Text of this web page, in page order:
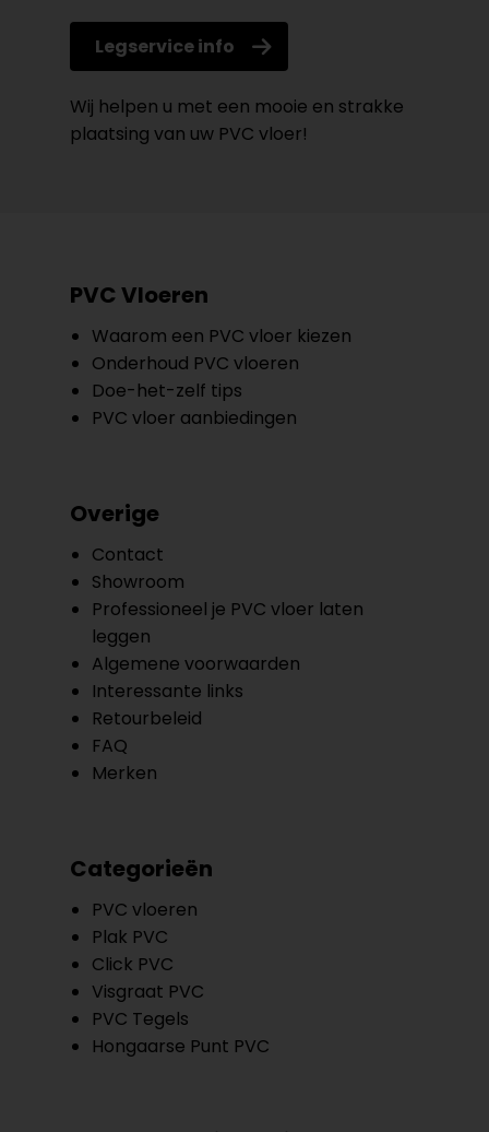
Legservice info
Wij helpen u met een mooie en strakke
plaatsing van uw PVC vloer!
PVC Vloeren
Waarom een PVC vloer kiezen
Onderhoud PVC vloeren
Doe-het-zelf tips
PVC vloer aanbiedingen
Overige
Contact
Showroom
Professioneel je PVC vloer laten
leggen
Algemene voorwaarden
Interessante links
Retourbeleid
FAQ
Merken
Categorieën
PVC vloeren
Plak PVC
Click PVC
Visgraat PVC
PVC Tegels
Hongaarse Punt PVC